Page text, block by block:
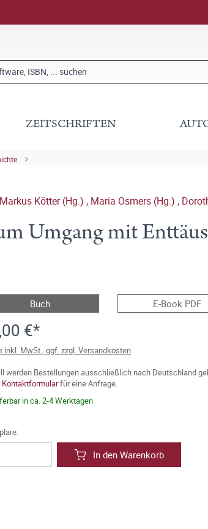
ZEITSCHRIFTEN
Kötter (Hg.) , Maria Osmers (Hg.) ,
Umgang mit
Buch E-Book PDF
€*
inkl. MwSt., ggf. zzgl. Versandkosten
werden Bestellungen ausschließlich nach Deutschland
Kontaktformularfür eine Anfrage.
in ca. 2-4 Werktagen
In den Warenkorb